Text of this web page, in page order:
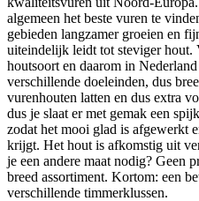
algemeen het beste vuren te
gebieden langzamer groeien en
uiteindelijk leidt tot steviger hout.
houtsoort en daarom in
verschillende doeleinden, dus
vurenhouten latten en dus extra
dus je slaat er met gemak een
zodat het mooi glad is afgewerkt
krijgt. Het hout is afkomstig uit
je een andere maat nodig? Geen
breed assortiment. Kortom: een
verschillende timmerklussen.